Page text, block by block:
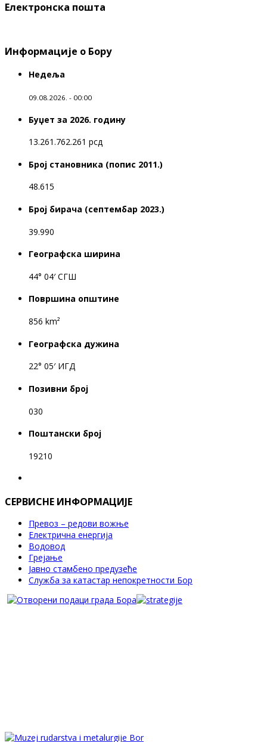
Електронска пошта
Информације о Бору
Недеља
09.08.2026. - 00:00
Буџет за 2026. годину
13.261.762.261 рсд
Број становника (попис 2011.)
48.615
Број бирача (септембар 2023.)
39.990
Географска ширина
44° 04′ СГШ
Површина општине
856 km²
Географска дужина
22° 05′ ИГД
Позивни број
030
Поштански број
19210
СЕРВИСНЕ ИНФОРМАЦИЈЕ
Превоз – редови вожње
Електрична енергија
Водовод
Грејање
Јавно стамбено предузеће
Служба за катастар непокретности Бор